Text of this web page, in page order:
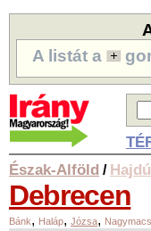
A listát a
Észak-Alföld /
Debrecen
Bánk, Haláp, Józsa, Nagymacs